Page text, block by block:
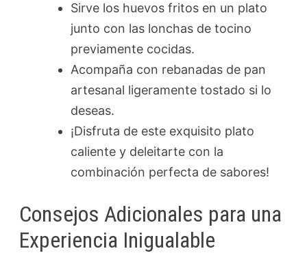
Sirve los huevos fritos en un plato
junto con las lonchas de tocino
previamente cocidas.
Acompaña con rebanadas de pan
artesanal ligeramente tostado si lo
deseas.
¡Disfruta de este exquisito plato
caliente y deleitarte con la
combinación perfecta de sabores!
Consejos Adicionales para una
Experiencia Inigualable